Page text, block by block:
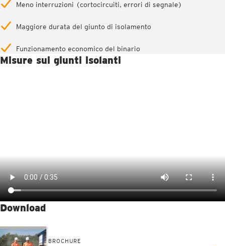
Meno interruzioni (cortocircuiti, errori di segnale)
Maggiore durata del giunto di isolamento
Funzionamento economico del binario
Misure sui giunti isolanti
Download
BROCHURE